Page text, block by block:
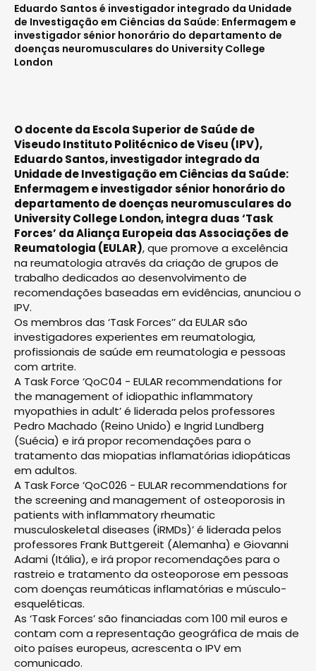
Eduardo Santos é investigador integrado da Unidade
de Investigação em Ciências da Saúde: Enfermagem e
investigador sénior honorário do departamento de
doenças neuromusculares do University College
London
O docente da Escola Superior de Saúde de
Viseudo Instituto Politécnico de Viseu (IPV),
Eduardo Santos, investigador integrado da
Unidade de Investigação em Ciências da Saúde:
Enfermagem e investigador sénior honorário do
departamento de doenças neuromusculares do
University College London, integra duas ‘Task
Forces’ da Aliança Europeia das Associações de
Reumatologia (EULAR), que promove a excelência
na reumatologia através da criação de grupos de
trabalho dedicados ao desenvolvimento de
recomendações baseadas em evidências, anunciou o
IPV.
Os membros das ‘Task Forces’’ da EULAR são
investigadores experientes em reumatologia,
profissionais de saúde em reumatologia e pessoas
com artrite.
A Task Force ‘QoC04 - EULAR recommendations for
the management of idiopathic inflammatory
myopathies in adult’ é liderada pelos professores
Pedro Machado (Reino Unido) e Ingrid Lundberg
(Suécia) e irá propor recomendações para o
tratamento das miopatias inflamatórias idiopáticas
em adultos.
A Task Force ‘QoC026 - EULAR recommendations for
the screening and management of osteoporosis in
patients with inflammatory rheumatic
musculoskeletal diseases (iRMDs)’ é liderada pelos
professores Frank Buttgereit (Alemanha) e Giovanni
Adami (Itália), e irá propor recomendações para o
rastreio e tratamento da osteoporose em pessoas
com doenças reumáticas inflamatórias e músculo-
esqueléticas.
As ‘Task Forces’ são financiadas com 100 mil euros e
contam com a representação geográfica de mais de
oito países europeus, acrescenta o IPV em
comunicado.